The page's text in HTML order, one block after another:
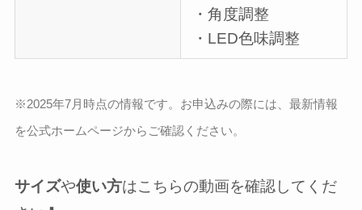
・角度調整
・LED色味調整
※2025年7月時点の情報です。 お申込みの際には、最新情報
を公式ホームページからご確認ください。
サイズや使い方はこちらの動画を確認してくだ